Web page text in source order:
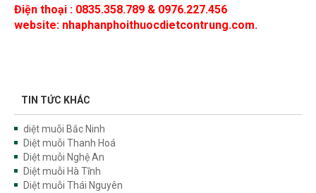
diệt muỗi Bắc Ninh
Diệt muỗi Thanh Hoá
Diệt muỗi Nghệ An
Diệt muỗi Hà Tĩnh
Diệt muỗi Thái Nguyên
Diệt muỗi Lai Châu
Diệt muỗi Hoà Bình